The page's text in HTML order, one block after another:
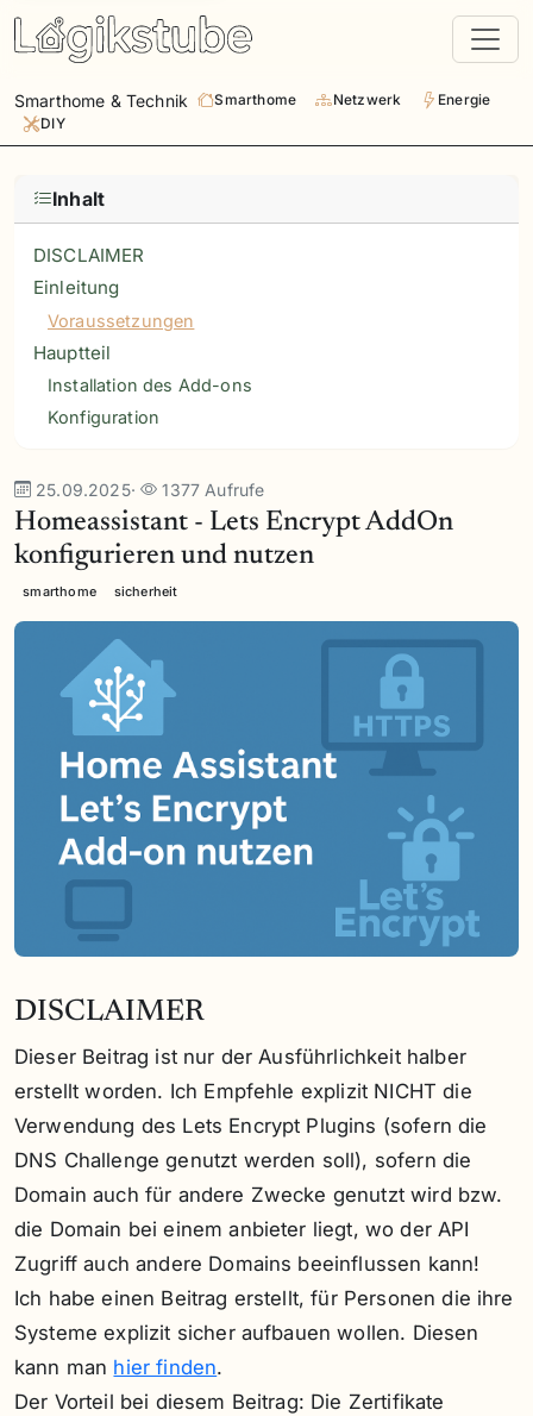
Smarthome & Technik Smarthome Netzwerk
Energie
DIY
Inhalt
DISCLAIMER
Einleitung
Voraussetzungen
Hauptteil
Installation des Add-ons
Konfiguration
25.09.2025· 1377 Aufrufe
Homeassistant - Lets Encrypt AddOn
konfigurieren und nutzen
smarthome sicherheit
DISCLAIMER
Dieser Beitrag ist nur der Ausführlichkeit halber
erstellt worden. Ich Empfehle explizit NICHT die
Verwendung des Lets Encrypt Plugins (sofern die
DNS Challenge genutzt werden soll), sofern die
Domain auch für andere Zwecke genutzt wird bzw.
die Domain bei einem anbieter liegt, wo der API
Zugriff auch andere Domains beeinflussen kann!
Ich habe einen Beitrag erstellt, für Personen die ihre
Systeme explizit sicher aufbauen wollen. Diesen
kann man hier finden.
Der Vorteil bei diesem Beitrag: Die Zertifikate